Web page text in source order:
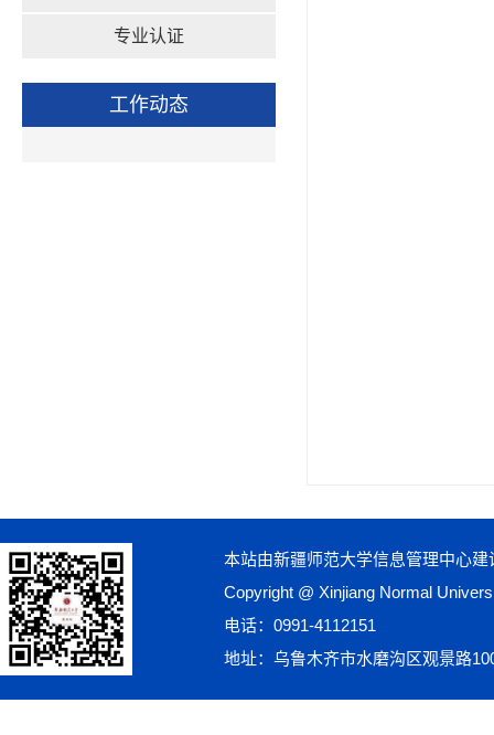
专业认证
工作动态
本站由新疆师范大学信息管理中心建
Copyright @ Xinjiang Normal
电话：0991-4112151
地址：乌鲁木齐市水磨沟区观景路